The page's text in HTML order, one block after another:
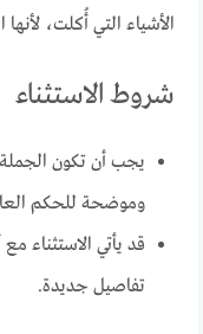
الأشياء التي أُكلت،
شروط الاستثناء
يجب أن تكون
وموضحة للحكم
قد يأتي الاستثناء
تفاصيل جديدة.